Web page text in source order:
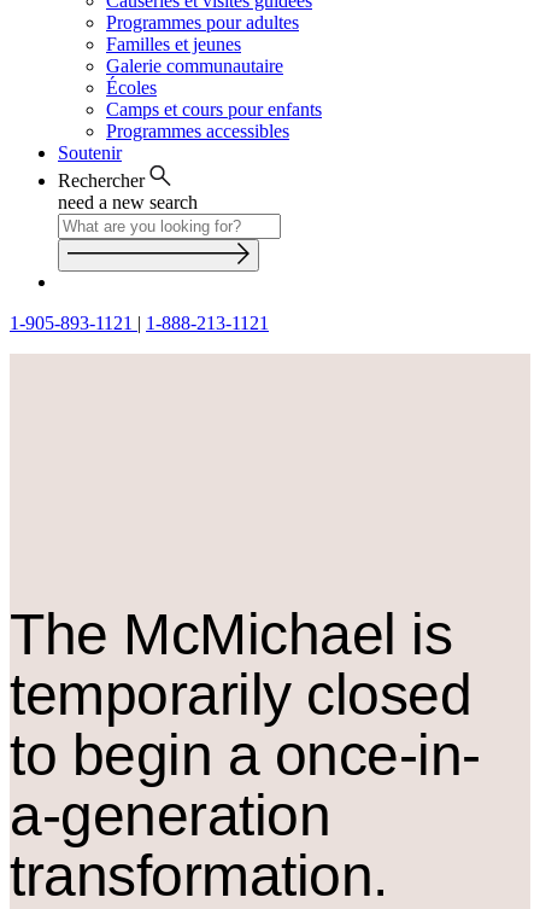
Programmes pour adultes
Familles et jeunes
Galerie communautaire
Écoles
Camps et cours pour enfants
Programmes accessibles
Soutenir
Rechercher
need a new search
1-905-893-1121 | 1-888-213-1121
The McMichael is
temporarily closed
to begin a once-in-
a-generation
transformation.